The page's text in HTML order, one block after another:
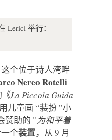
Lerici 举行：
个位于诗人湾畔
Nereo Rotelli
《La Piccola Guida
儿童画 “装扮 ”小
赞助的 "为和平着
个装置，从 9 月